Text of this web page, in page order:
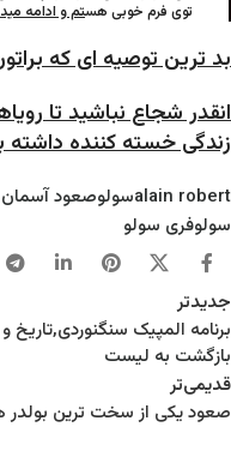
توی فرم خوبی هستم و ادامه
بد ترین توصیه ای که
انقدر شجاع نباشید تا
زندگی خسته کننده داشته
alain robertسولوصعود
سولوفری سولو
جدیدتر
برنامه المپیک سنگنوردی,تاریخ
بازگشت به لیست
قدیمی‌تر
صعود یکی از سخت ترین بولدر